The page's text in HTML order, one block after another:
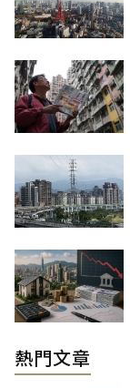
熱門文章